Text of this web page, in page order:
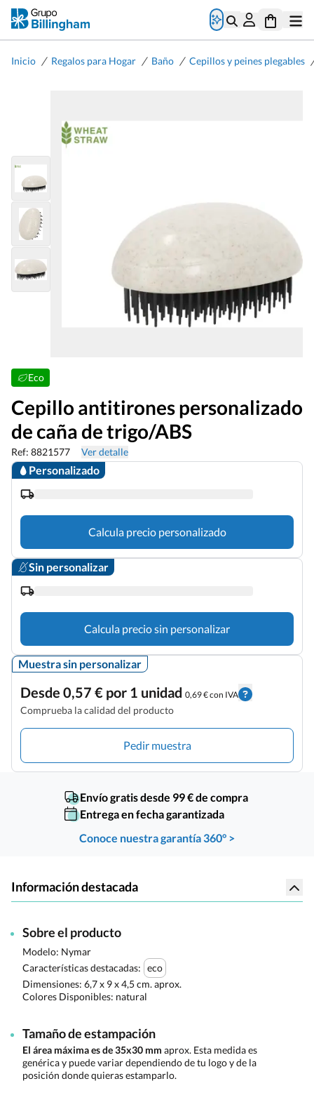
Inicio / Regalos para Hogar / Baño / Cepillos y peines plegables /
Eco
Cepillo antitirones personalizado
de caña de trigo/ABS
Ref: 8821577 Ver detalle
Personalizado
Calcula precio personalizado
Sin personalizar
Calcula precio sin personalizar
Muestra sin personalizar
Desde 0,57 € por 1 unidad 0,69 € con IVA
Comprueba la calidad del producto
Pedir muestra
Envío gratis desde 99 € de compra
Entrega en fecha garantizada
Conoce nuestra garantía 360° >
Información destacada
Sobre el producto
Modelo: Nymar
Características destacadas: eco
Dimensiones: 6,7 x 9 x 4,5 cm. aprox.
Colores Disponibles: natural
Tamaño de estampación
El área máxima es de 35x30 mm aprox. Esta medida es
genérica y puede variar dependiendo de tu logo y de la
posición donde quieras estamparlo.